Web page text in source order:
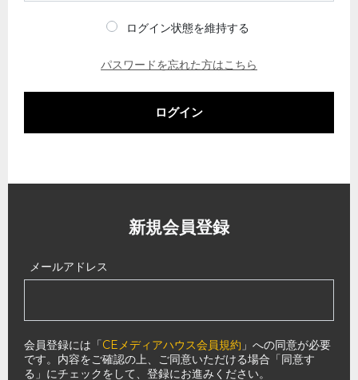
ログイン状態を維持する
パスワードを忘れた方はこちら
ログイン
新規会員登録
メールアドレス
会員登録には「CEメディアハウス会員規約 」への同意が必要
です。内容をご確認の上、ご同意いただける場合「同意す
る」にチェックをして、登録にお進みください。